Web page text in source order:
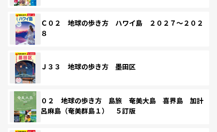
Ｃ０２ 地球の歩き方 ハワイ島 ２０２７～２０２
８
Ｊ３３ 地球の歩き方 墨田区
０２ 地球の歩き方 島旅 奄美大島 喜界島 加計
呂麻島（奄美群島１） ５訂版